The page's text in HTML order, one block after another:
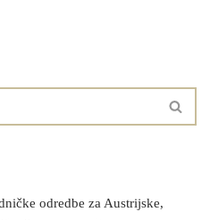
odredbe za Austrijske,